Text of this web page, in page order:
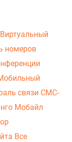
Виртуальный
номеров
связи СМС-
Мобайл
Все